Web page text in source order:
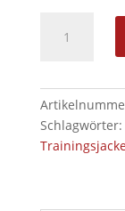
Bürrig
Menge
Schlagwörter: